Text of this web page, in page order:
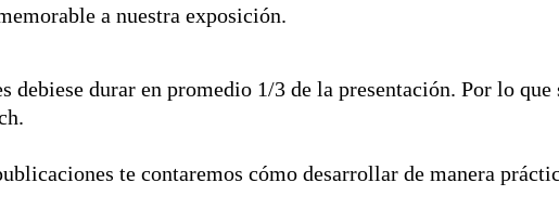
a nuestra exposición.
debiese durar en promedio 1/3 de la presentación. Por lo
te contaremos cómo desarrollar de manera